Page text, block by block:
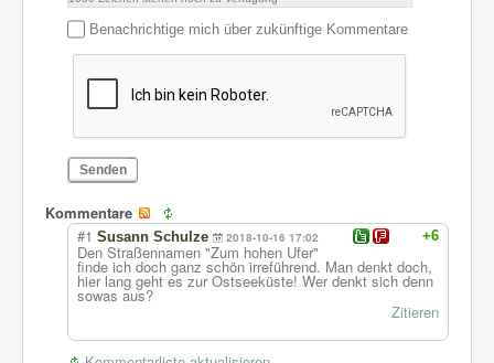
Benachrichtige mich über zukünftige Kommentare
Senden
Kommentare
+6
#1 Susann Schulze 2018-10-16 17:02
Den Straßennamen "Zum hohen Ufer"
finde ich doch ganz schön irreführend. Man denkt doch,
hier lang geht es zur Ostseeküste! Wer denkt sich denn
sowas aus?
Zitieren